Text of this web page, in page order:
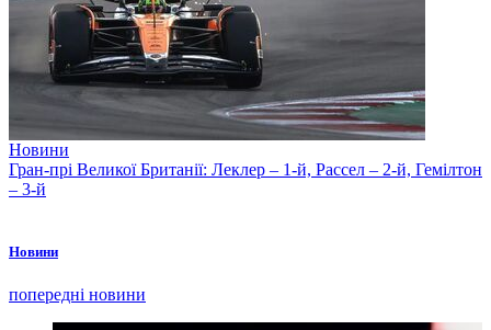
Новини
Гран-прі Великої Британії: Леклер – 1-й, Рассел – 2-й, Гемілтон
– 3-й
Новини
попередні новини